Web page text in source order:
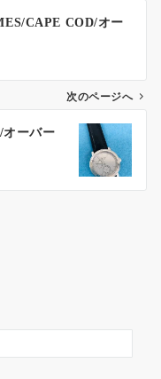
CAPE COD/オー
次のページへ
ーバー